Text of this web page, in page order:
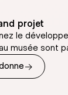
projet
le
musée sont
→